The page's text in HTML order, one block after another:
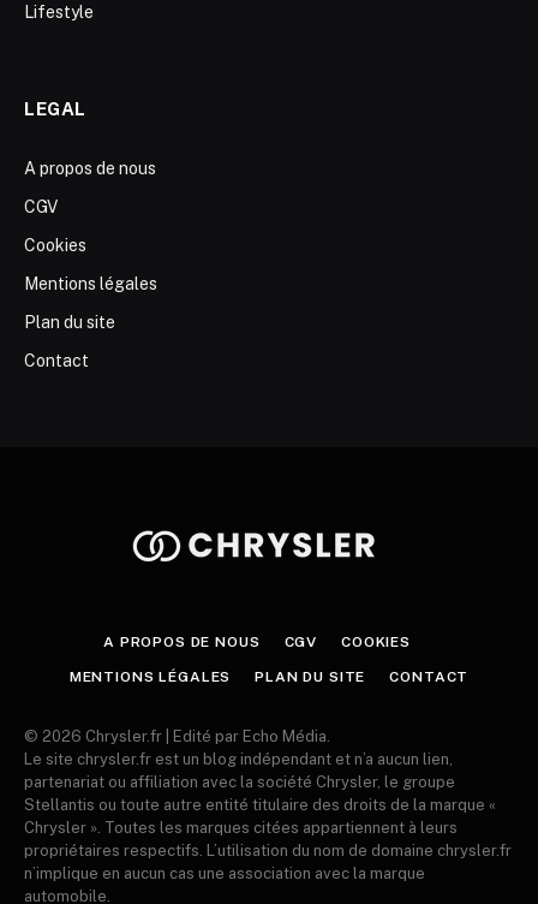
Lifestyle
LEGAL
A propos de nous
CGV
Cookies
Mentions légales
Plan du site
Contact
A PROPOS DE NOUS CGV COOKIES
MENTIONS LÉGALES PLAN DU SITE CONTACT
© 2026 Chrysler.fr | Edité par Echo Média.
Le site chrysler.fr est un blog indépendant et n’a aucun lien,
partenariat ou affiliation avec la société Chrysler, le groupe
Stellantis ou toute autre entité titulaire des droits de la marque «
Chrysler ». Toutes les marques citées appartiennent à leurs
propriétaires respectifs. L’utilisation du nom de domaine chrysler.fr
n’implique en aucun cas une association avec la marque
automobile.